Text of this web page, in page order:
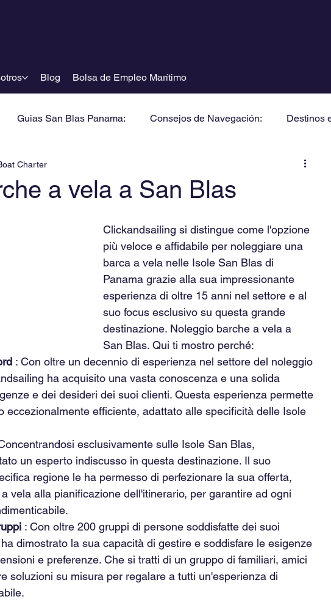
Blog Bolsa de Empleo Marítimo
Guias San Blas Panama: Consejos de Navegación: Destinos
a vela a San Blas
Charter
Clickandsailing si distingue come l'opzione
più veloce e affidabile per noleggiare una
barca a vela nelle Isole San Blas di
Panama grazie alla sua impressionante
esperienza di oltre 15 anni nel settore e al
suo focus esclusivo su questa grande
destinazione. Noleggio barche a vela a
San Blas. Qui ti mostro perché:
: Con oltre un decennio di esperienza nel settore del noleggio
ha acquisito una vasta conoscenza e una solida
e dei desideri dei suoi clienti. Questa esperienza permette
eccezionalmente efficiente, adattato alle specificità delle Isole
esclusivamente sulle Isole San Blas,
un esperto indiscusso in questa destinazione. Il suo
regione le ha permesso di perfezionare la sua offerta,
vela alla pianificazione dell'itinerario, per garantire ad ogni
: Con oltre 200 gruppi di persone soddisfatte dei suoi
dimostrato la sua capacità di gestire e soddisfare le esigenze
e preferenze. Che si tratti di un gruppo di familiari, amici
soluzioni su misura per regalare a tutti un'esperienza di